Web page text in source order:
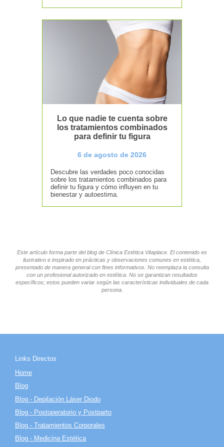
Lo que nadie te cuenta sobre
los tratamientos combinados
para definir tu figura
6 de agosto de 2026
Descubre las verdades poco conocidas
sobre los tratamientos combinados para
definir tu figura y cómo influyen en tu
bienestar y autoestima.
Este artículo forma parte del blog de Clínica Estética Vitaplace. El contenido es
ilustrativo e inspirado en prácticas y observaciones comunes en estética,
presentado de manera general con fines informativos. No reemplaza la consulta
con un profesional autorizado en estética. No se garantizan resultados
específicos; estos pueden variar según las características individuales de cada
persona.
Links Directos
Home
Blog
Blog - Depilación Láser Diodo
Blog - Postoperatorio y Postparto
Blog - Tratamientos Corporales
Blog - Medicina Estética